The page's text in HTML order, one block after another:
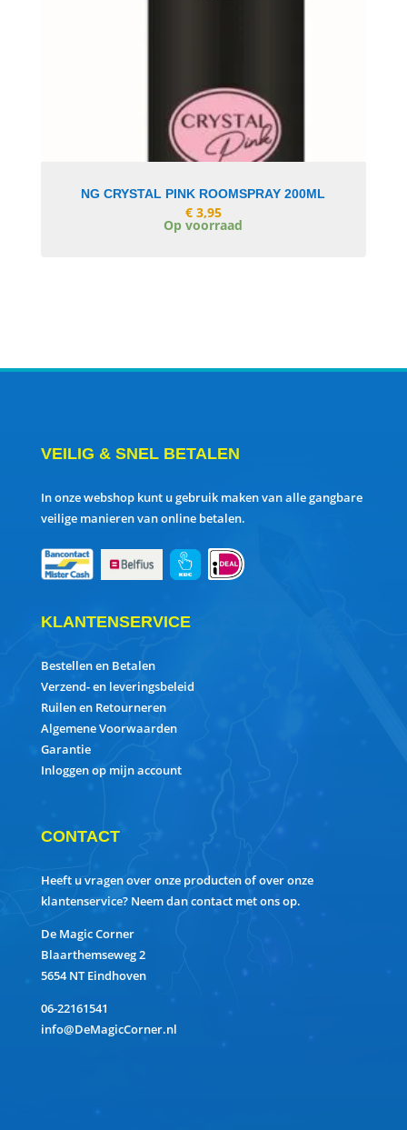
In Winkelwagen
NG CRYSTAL PINK ROOMSPRAY 200ML
€3,95
Op voorraad
VEILIG & SNEL BETALEN
In onze webshop kunt u gebruik maken van alle gangbare
veilige manieren van online betalen.
KLANTENSERVICE
Bestellen en Betalen
Verzend- en leveringsbeleid
Ruilen en Retourneren
Algemene Voorwaarden
Garantie
Inloggen op mijn account
CONTACT
Heeft u vragen over onze producten of over onze
klantenservice? Neem dan contact met ons op.
De Magic Corner
Blaarthemseweg 2
5654 NT Eindhoven
06-22161541
info@DeMagicCorner.nl